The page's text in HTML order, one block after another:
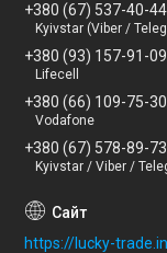
+380 (67) 537-40-44
Kyivstar (Viber /
+380 (93) 157-91-09
Lifecell
+380 (66) 109-75-30
Vodafone
+380 (67) 578-89-73
Kyivstar / Viber /
https://lucky-